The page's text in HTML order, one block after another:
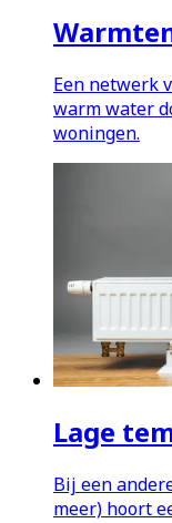
Een netwerk
warm water
woningen.
Lage
Bij een
meer) hoort